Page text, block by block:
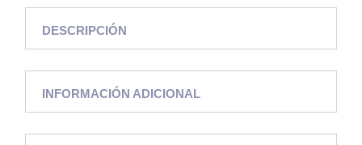
DESCRIPCIÓN
INFORMACIÓN ADICIONAL